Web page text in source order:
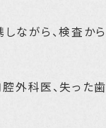
ながら、検査から
外科医、失った歯